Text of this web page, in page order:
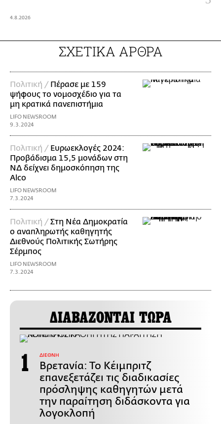
4.8.2026
ΣΧΕΤΙΚΑ ΑΡΘΡΑ
Πολιτική / Πέρασε με 159
ψήφους το νομοσχέδιο για τα
μη κρατικά πανεπιστήμια
LIFO NEWSROOM
9.3.2024
Πολιτική / Ευρωεκλογές 2024:
Προβάδισμα 15,5 μονάδων στη
ΝΔ δείχνει δημοσκόπηση της
Alco
LIFO NEWSROOM
7.3.2024
Πολιτική /Στη Νέα Δημοκρατία
ο αναπληρωτής καθηγητής
Διεθνούς Πολιτικής Σωτήρης
Σέρμπος
LIFO NEWSROOM
7.3.2024
ΔΙΑΒΑΖΟΝΤΑΙ ΤΩΡΑ
ΔΙΕΘΝΗ
Βρετανία: Το Κέιμπριτζ
επανεξετάζει τις διαδικασίες
πρόσληψης καθηγητών μετά
την παραίτηση διδάσκοντα για
λογοκλοπή